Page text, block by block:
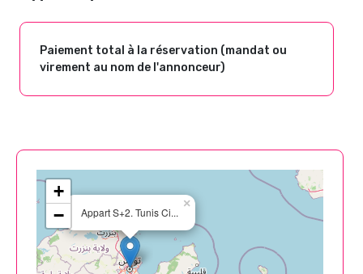
Paiement total à la réservation (mandat ou
virement au nom de l'annonceur)
Appart S+2. Tunis Ci...
×
+
−